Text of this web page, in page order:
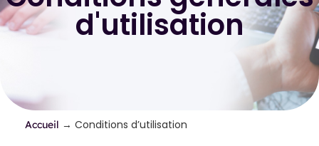
d'utilisation
Accueil → Conditions d’utilisation